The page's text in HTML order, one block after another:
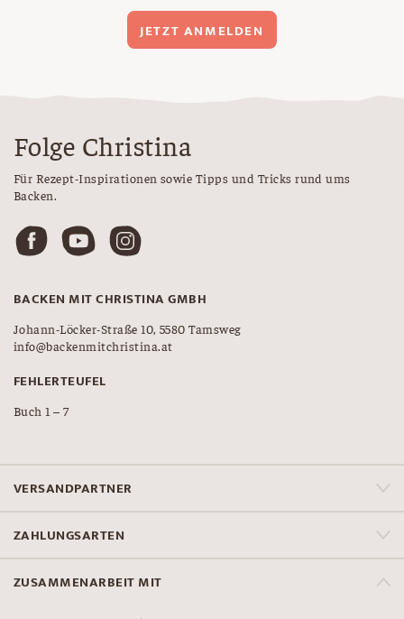
JETZT ANMELDEN
Folge Christina
Für Rezept-Inspirationen sowie Tipps und Tricks rund ums
Backen.
BACKEN MIT CHRISTINA GMBH
Johann-Löcker-Straße 10, 5580 Tamsweg
info@backenmitchristina.at
FEHLERTEUFEL
Buch 1 – 7
VERSANDPARTNER
ZAHLUNGSARTEN
ZUSAMMENARBEIT MIT